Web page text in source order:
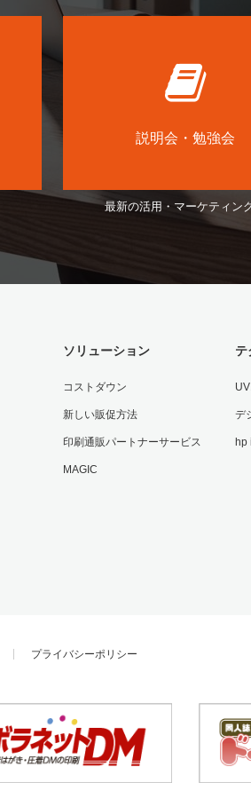
説明会・勉強会
最新の活用・マーケティン
ソリューション
コストダウン
新しい販促方法
印刷通販パートナーサービス
MAGIC
テ
デ
hp
プライバシーポリシー